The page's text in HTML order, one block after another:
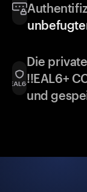
Die
!!EAL6+
und